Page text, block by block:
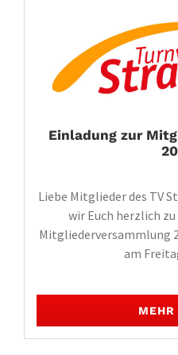
Einladung zur
Liebe Mitglieder des TV
wir Euch herzlich
Mitgliederversammlung
am
MEHR